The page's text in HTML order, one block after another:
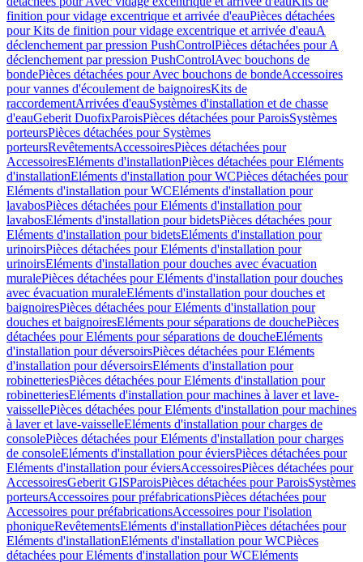
finition pour vidage excentrique et arrivée d'eauPièces détachées
pour Kits de finition pour vidage excentrique et arrivée d'eauA
déclenchement par pression PushControlPièces détachées pour A
déclenchement par pression PushControlAvec bouchons de
bondePièces détachées pour Avec bouchons de bondeAccessoires
pour vannes d'écoulement de baignoiresKits de
raccordementArrivées d'eauSystèmes d'installation et de chasse
d'eauGeberit DuofixParoisPièces détachées pour ParoisSystèmes
porteursPièces détachées pour Systèmes
porteursRevêtementsAccessoiresPièces détachées pour
AccessoiresEléments d'installationPièces détachées pour Eléments
d'installationEléments d'installation pour WCPièces détachées pour
Eléments d'installation pour WCEléments d'installation pour
lavabosPièces détachées pour Eléments d'installation pour
lavabosEléments d'installation pour bidetsPièces détachées pour
Eléments d'installation pour bidetsEléments d'installation pour
urinoirsPièces détachées pour Eléments d'installation pour
urinoirsEléments d'installation pour douches avec évacuation
muralePièces détachées pour Eléments d'installation pour douches
avec évacuation muraleEléments d'installation pour douches et
baignoiresPièces détachées pour Eléments d'installation pour
douches et baignoiresEléments pour séparations de douchePièces
détachées pour Eléments pour séparations de doucheEléments
d'installation pour déversoirsPièces détachées pour Eléments
d'installation pour déversoirsEléments d'installation pour
robinetteriesPièces détachées pour Eléments d'installation pour
robinetteriesEléments d'installation pour machines à laver et lave-
vaissellePièces détachées pour Eléments d'installation pour machines
à laver et lave-vaisselleEléments d'installation pour charges de
consolePièces détachées pour Eléments d'installation pour charges
de consoleEléments d'installation pour éviersPièces détachées pour
Eléments d'installation pour éviersAccessoiresPièces détachées pour
AccessoiresGeberit GISParoisPièces détachées pour ParoisSystèmes
porteursAccessoires pour préfabricationsPièces détachées pour
Accessoires pour préfabricationsAccessoires pour l'isolation
phoniqueRevêtementsEléments d'installationPièces détachées pour
Eléments d'installationEléments d'installation pour WCPièces
détachées pour Eléments d'installation pour WCEléments